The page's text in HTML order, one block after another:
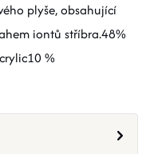
plyše, obsahující
iontů stříbra.48%
%